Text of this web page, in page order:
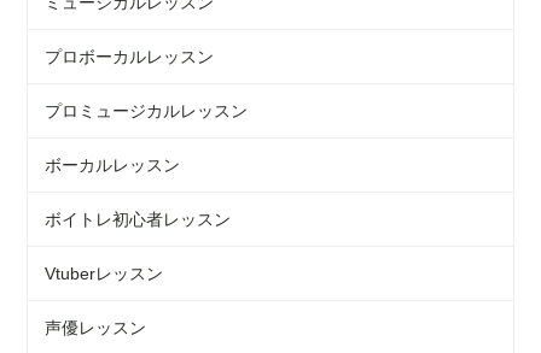
プロボーカルレッスン
プロミュージカルレッスン
ボーカルレッスン
ボイトレ初心者レッスン
Vtuberレッスン
声優レッスン